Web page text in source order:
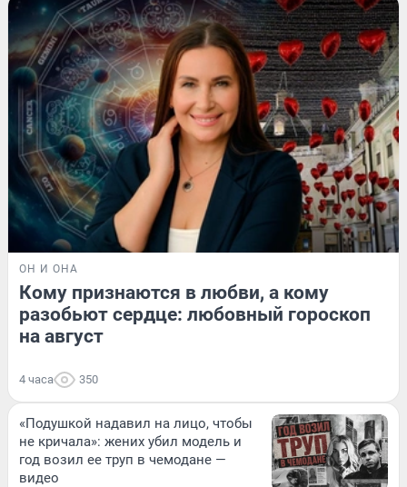
ОН И ОНА
Кому признаются в любви, а кому
разобьют сердце: любовный гороскоп
на август
4 часа 350
«Подушкой надавил на лицо, чтобы
не кричала»: жених убил модель и
год возил ее труп в чемодане —
видео